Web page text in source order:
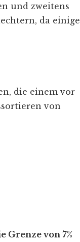
und zweitens
da einige
die einem vor
von
Grenze von 7%